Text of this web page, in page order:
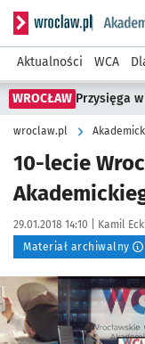
Serwis
Aktualności WCA
WROCŁAW Przysięga
wroclaw.pl
10-lecie
Data publikacji:
29.01.2018 14:10 | Autor:
Kamil
Materiał archiwalny
Kliknij, aby